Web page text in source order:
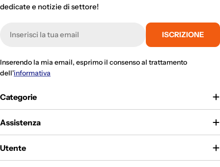
Categorie
Assistenza
Utente
dedicate e notizie di settore!
mail
ISCRIZIONE
Inserendo la mia email, esprimo il consenso al trattamento
dell'informativa